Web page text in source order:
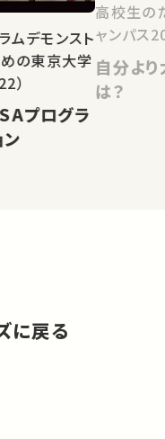
デモンスト
めの東京大学
）
高校生の
ャンパス
自分よ
は？
に戻る